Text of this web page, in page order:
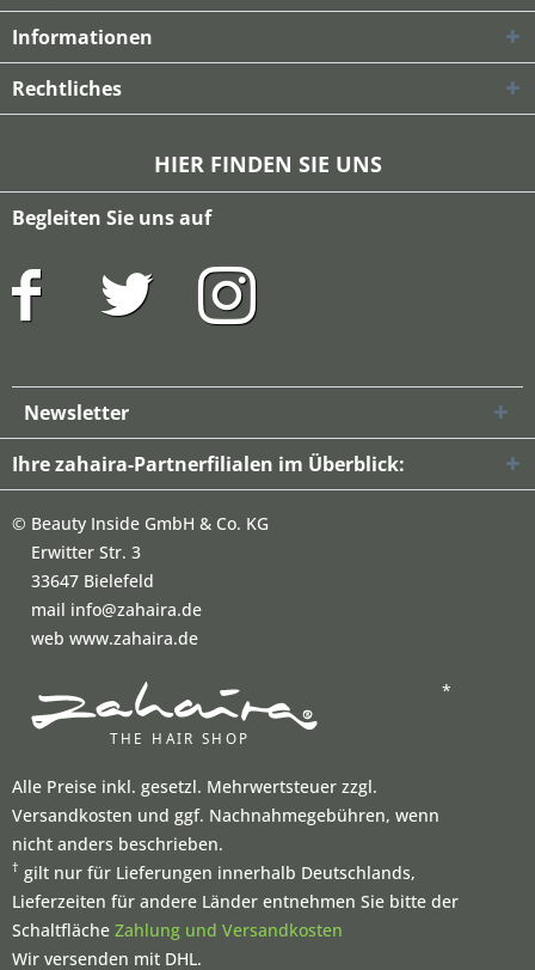
Informationen
Rechtliches
HIER FINDEN SIE UNS
Begleiten Sie uns auf
Newsletter
Ihre zahaira-Partnerfilialen im Überblick:
© Beauty Inside GmbH & Co. KG
Erwitter Str. 3
33647 Bielefeld
mail info@zahaira.de
web www.zahaira.de
*
Alle Preise inkl. gesetzl. Mehrwertsteuer zzgl.
Versandkosten und ggf. Nachnahmegebühren, wenn
nicht anders beschrieben.
† gilt nur für Lieferungen innerhalb Deutschlands,
Lieferzeiten für andere Länder entnehmen Sie bitte der
Schaltfläche Zahlung und Versandkosten
Wir versenden mit DHL.